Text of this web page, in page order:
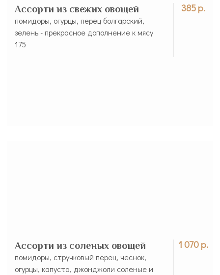
385 р.
Ассорти из свежих овощей
помидоры, огурцы, перец болгарский,
зелень - прекрасное дополнение к мясу
175
1 070 р.
Ассорти из соленых овощей
помидоры, стручковый перец, чеснок,
огурцы, капуста, джонджоли соленые и